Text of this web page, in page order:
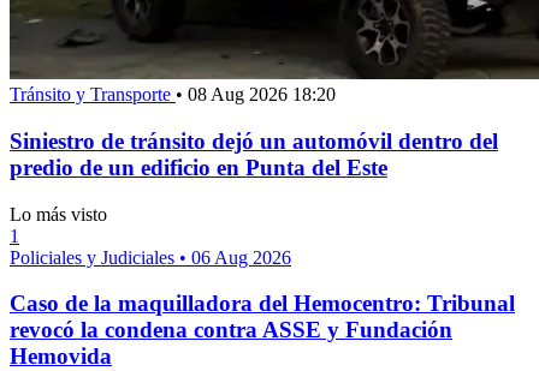
Tránsito y Transporte • 08 Aug 2026 18:20
Siniestro de tránsito dejó un automóvil dentro del
predio de un edificio en Punta del Este
Lo más visto
1
Policiales y Judiciales • 06 Aug 2026
Caso de la maquilladora del Hemocentro: Tribunal
revocó la condena contra ASSE y Fundación
Hemovida